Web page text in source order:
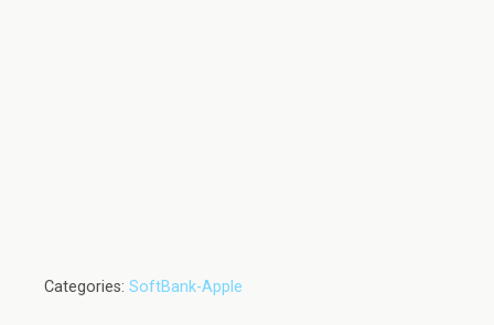
Categories: SoftBank-Apple